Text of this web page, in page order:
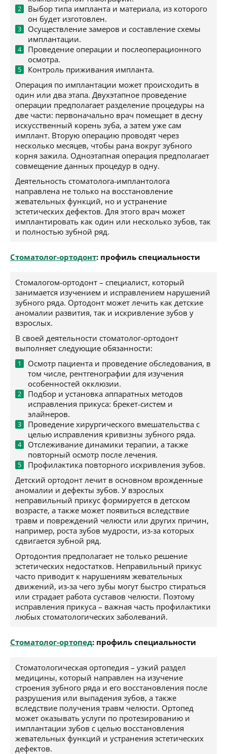
Выбор типа импланта и материала, из которого
он будет изготовлен.
Осуществление замеров и составление схемы
имплантации.
Проведение операции и послеоперационного
осмотра.
Контроль приживания импланта.
Операция по имплантации может происходить в
один или два этапа. Двухэтапное проведение
операции предполагает разделение процедуры на
две части: первоначально врач помещает в десну
искусственный корень зуба, а затем уже сам
имплант. Вторую операцию проводят через
несколько месяцев, чтобы рана вокруг зубного
корня зажила. Одноэтапная операция предполагает
совмещение данных процедур в одну.
Деятельность стоматолога-имплантолога
направлена не только на восстановление
жевательных функций, но и устранение
эстетических дефектов. Для этого врач может
имплантировать как один или несколько зубов, так
и полностью зубной ряд.
Стоматолог-ортодонт: профиль специальности
Стомалогом-ортодонт – специалист, который
занимается изучением и исправлением нарушений
зубного ряда. Ортодонт может лечить как детские
аномалии развития, так и искривление зубов у
взрослых.
В своей деятельности стоматолог-ортодонт
выполняет следующие обязанности:
Осмотр пациента и проведение обследования, в
том числе, рентгенографии для изучения
особенностей окклюзии.
Подбор и установка аппаратных методов
исправления прикуса: брекет-систем и
элайнеров.
Проведение хирургического вмешательства с
целью исправления кривизны зубного ряда.
Отслеживание динамики терапии, а также
повторный осмотр после лечения.
Профилактика повторного искривления зубов.
Детский ортодонт лечит в основном врожденные
аномалии и дефекты зубов. У взрослых
неправильный прикус формируется в детском
возрасте, а также может появиться вследствие
травм и повреждений челюсти или других причин,
например, роста зубов мудрости, из-за которых
сдвигается зубной ряд.
Ортодонтия предполагает не только решение
эстетических недостатков. Неправильный прикус
часто приводит к нарушениям жевательных
движений, из-за чего зубы могут быстро стираться
или страдает работа суставов челюсти. Поэтому
исправления прикуса – важная часть профилактики
любых стоматологических заболеваний.
Стоматолог-ортопед: профиль специальности
Стоматологическая ортопедия – узкий раздел
медицины, который направлен на изучение
строения зубного ряда и его восстановления после
разрушения или выпадения зубов, а также
вследствие получения травм челюсти. Ортопед
может оказывать услуги по протезированию и
имплантации зубов с целью восстановления
жевательных функций и устранения эстетических
дефектов.